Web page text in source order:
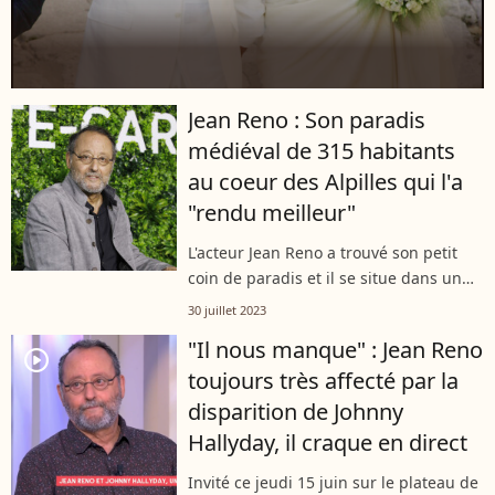
Jean Reno : Son paradis
médiéval de 315 habitants
au coeur des Alpilles qui l'a
"rendu meilleur"
L'acteur Jean Reno a trouvé son petit
coin de paradis et il se situe dans un
petit village de 315 habitants. Un lieu
conseiller municipal. Confidences...
30 juillet 2023
player2
"Il nous manque" : Jean Reno
toujours très affecté par la
disparition de Johnny
Hallyday, il craque en direct
Invité ce jeudi 15 juin sur le plateau de